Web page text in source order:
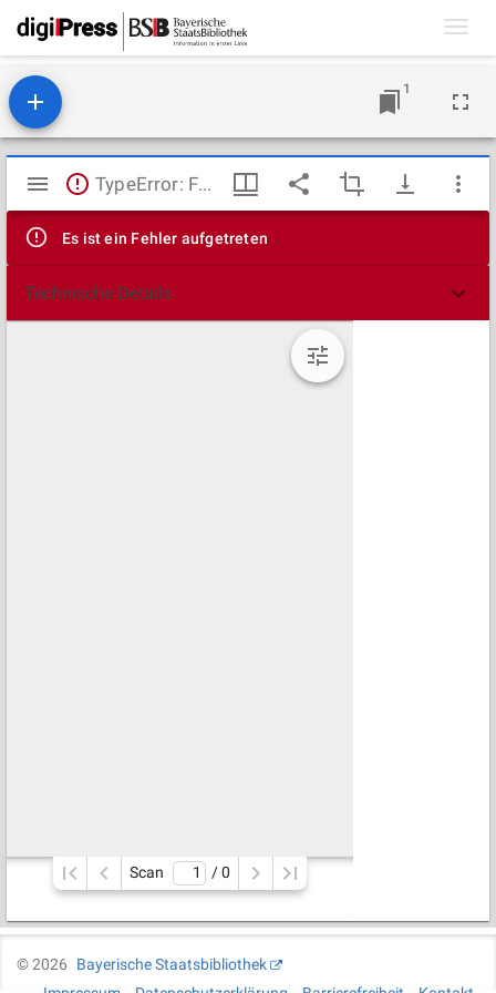
1
Mirador
Viewer
TypeError: Failed to fetch
Es ist ein Fehler aufgetreten
Technische Details
Scan / 0
©2026
Bayerische Staatsbibliothek